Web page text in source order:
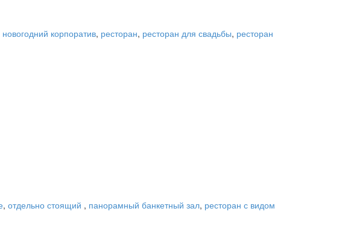
новогодний корпоратив, ресторан, ресторан для свадьбы, ресторан
, отдельно стоящий , панорамный банкетный зал, ресторан с видом